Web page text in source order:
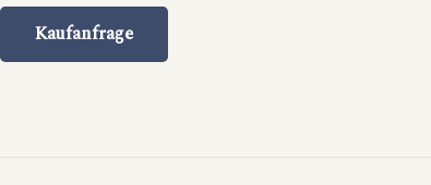
Kaufanfrage